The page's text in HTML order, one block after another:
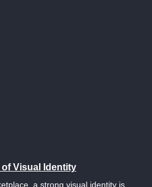
Visual Identity
a strong visual identity is